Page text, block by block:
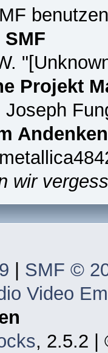
Projekt
wir
SMF ©
Video
, 2.5.2 |